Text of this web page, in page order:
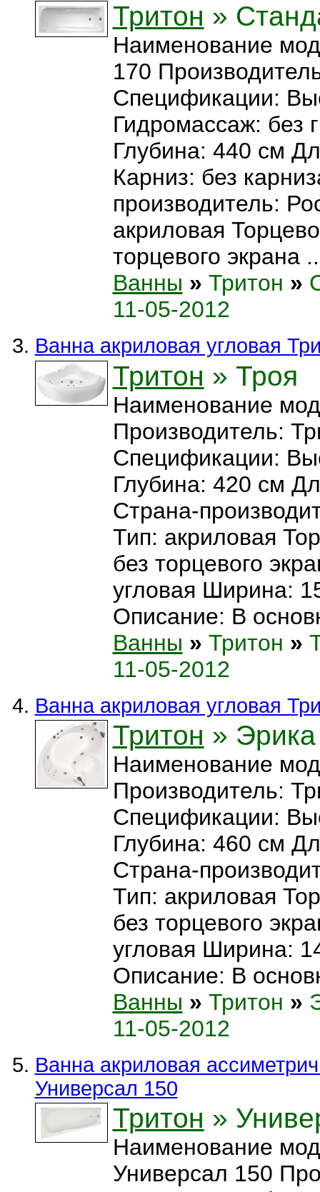
Тритон »
Наименование
170
Спецификации:
Гидромассаж: без
Глубина: 440 см
Карниз: без
производитель:
акриловая
торцевого экрана
Ванны » Тритон »
11-05-2012
Ванна акриловая угловая
Тритон » Троя
Наименование
Производитель:
Спецификации:
Глубина: 420 см
Страна-
Тип: акриловая
без торцевого
угловая Ширина:
Описание: В
Ванны » Тритон »
11-05-2012
Ванна акриловая угловая
Тритон » Эрика
Наименование
Производитель:
Спецификации:
Глубина: 460 см
Страна-
Тип: акриловая
без торцевого
угловая Ширина:
Описание: В
Ванны » Тритон »
11-05-2012
Ванна акриловая
Универсал 150
Тритон »
Наименование
Универсал 150